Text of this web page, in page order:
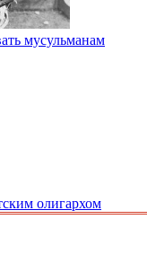
мусульманам
олигархом